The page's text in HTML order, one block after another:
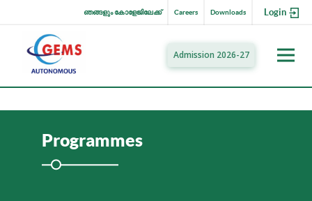
Login
Downloads
Careers
ഞങ്ങളും കോളേജിലേക്ക്
Admission 2026-27
Programmes